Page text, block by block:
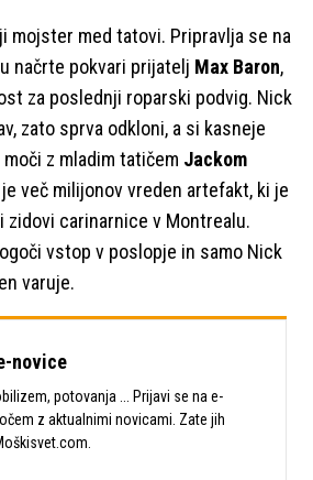
mojster med tatovi. Pripravlja se na
načrte pokvari prijatelj Max Baron,
za poslednji roparski podvig. Nick
zato sprva odkloni, a si kasneje
z mladim tatičem Jackom
več milijonov vreden artefakt, ki je
zidovi carinarnice v Montrealu.
vstop v poslopje in samo Nick
varuje.
novice
potovanja ... Prijavi se na e-
z aktualnimi novicami. Zate jih